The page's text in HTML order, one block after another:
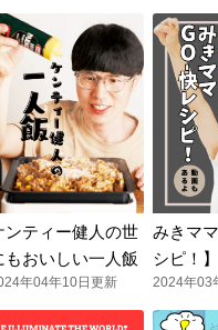
ンティー健人の世
もおいしい一人飯
年04年10日更新
みきマ
シピ！】
2024年03